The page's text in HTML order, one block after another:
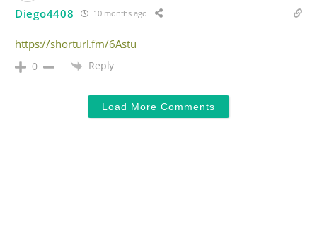
Diego4408 10 months ago
https://shorturl.fm/6Astu
0 Reply
Load More Comments